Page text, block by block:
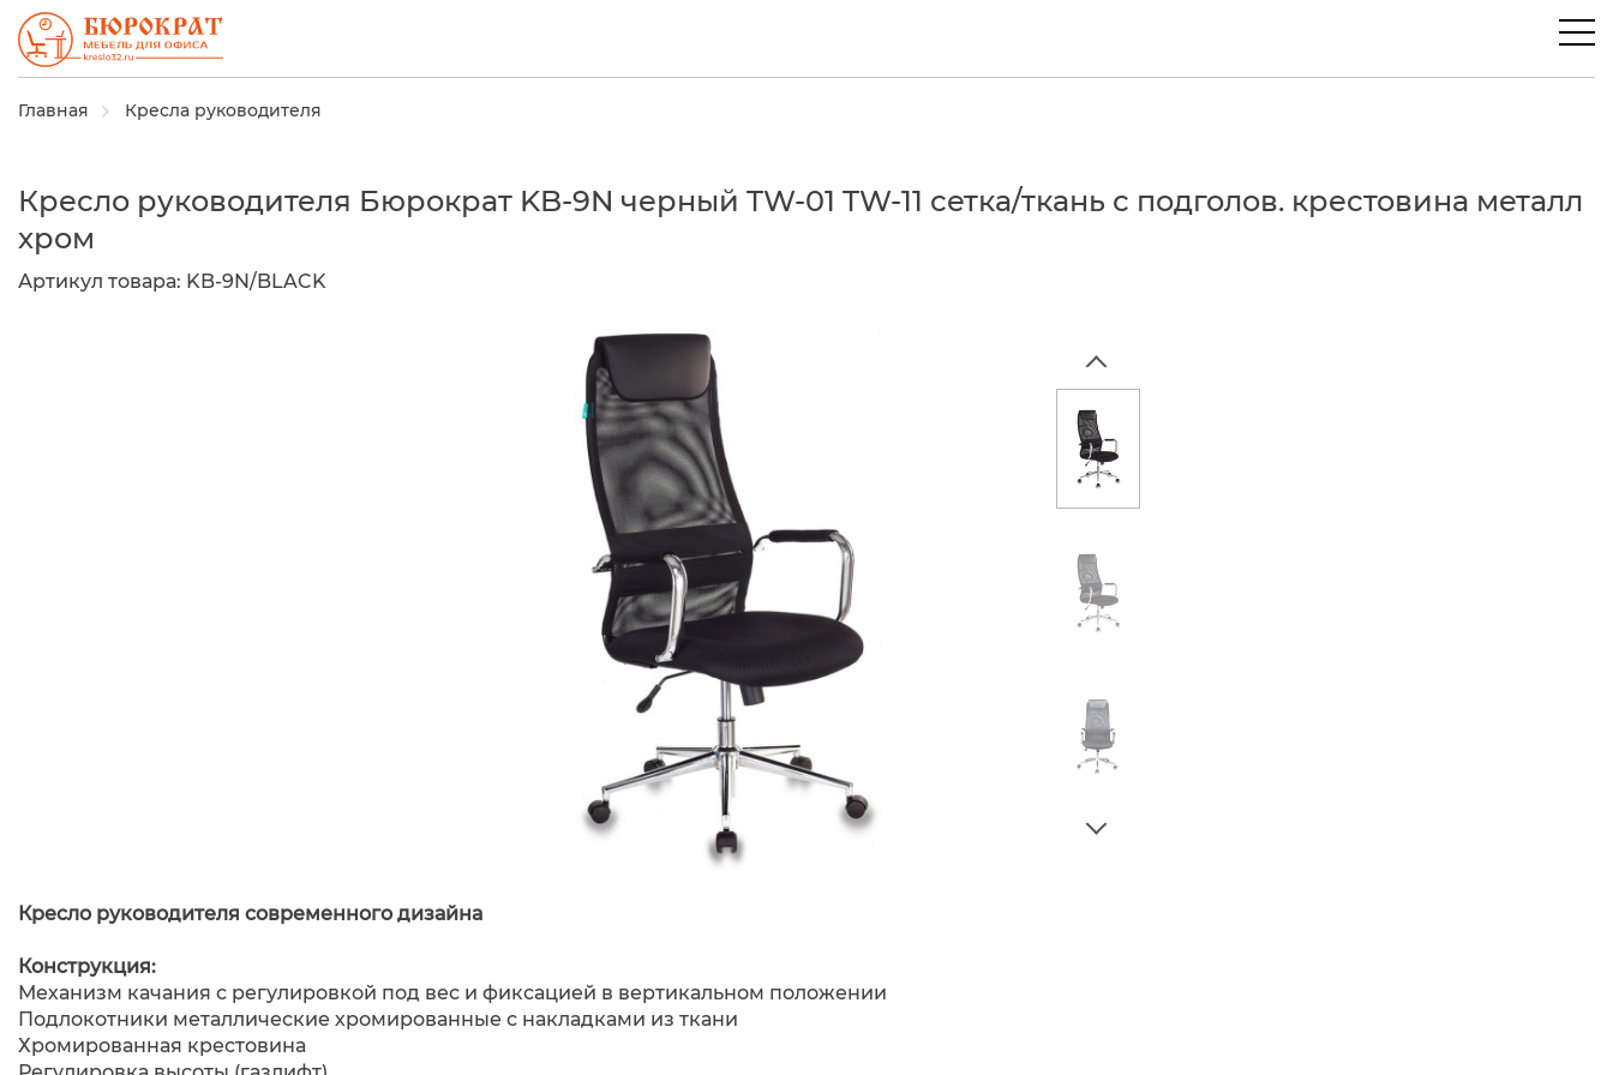
Главная Кресла руководителя
Кресло руководителя Бюрократ KB-9N черный TW-01 TW-11 сетка/ткань с подголов. крестовина металл
хром
Артикул товара: KB-9N/BLACK
Кресло руководителя современного дизайна
Конструкция:
Механизм качания с регулировкой под вес и фиксацией в вертикальном положении
Подлокотники металлические хромированные с накладками из ткани
Хромированная крестовина